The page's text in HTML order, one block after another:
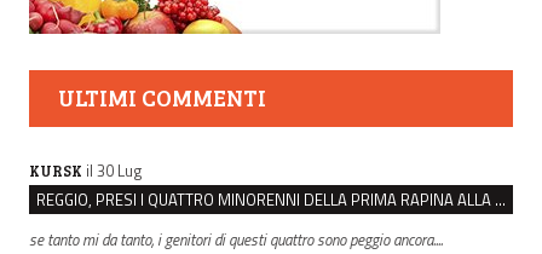
ULTIMI COMMENTI
KURSK il 30 Lug
REGGIO, PRESI I QUATTRO MINORENNI DELLA PRIMA RAPINA ALLA FARMACIA DI COVIOLO
se tanto mi da tanto, i genitori di questi quattro sono peggio ancora....